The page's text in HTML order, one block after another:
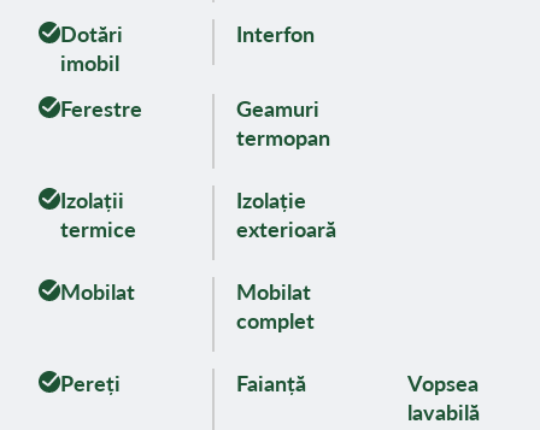
Dotări
imobil
Interfon
Ferestre
Geamuri
termopan
Izolații
termice
Izolație
exterioară
Mobilat
Mobilat
complet
Pereți Faianță
Vopsea
lavabilă